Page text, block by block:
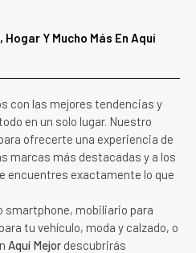
Y Mucho Más En Aquí
con las mejores tendencias y
en un solo lugar. Nuestro
ofrecerte una experiencia de
marcas más destacadas y a los
encuentres exactamente lo que
smartphone, mobiliario para
tu vehículo, moda y calzado, o
Aquí Mejor descubrirás